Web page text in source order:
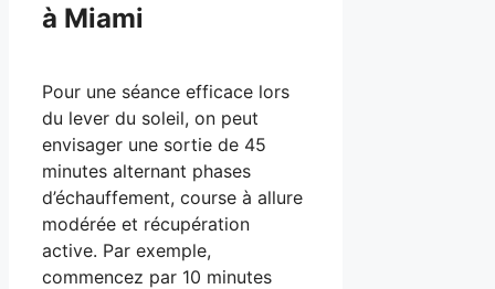
à Miami
Pour une séance efficace lors
du lever du soleil, on peut
envisager une sortie de 45
minutes alternant phases
d’échauffement, course à allure
modérée et récupération
active. Par exemple,
commencez par 10 minutes